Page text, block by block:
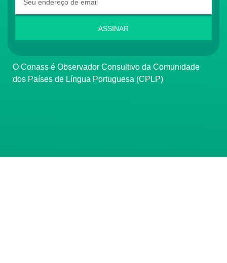
ASSINAR
O Conass é Observador Consultivo da Comunidade
dos Países de Língua Portuguesa (CPLP)